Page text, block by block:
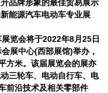
品牌形象的最佳贸易展示
能源汽车电动车专业展
览会将于2022年8月 25日
展中心(西部展馆)举办，
方米。该届展览会的展亦
三轮车、电动自行车、电
前沿技术及相关零部件